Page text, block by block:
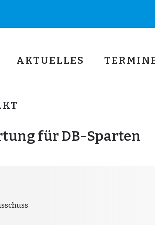
AKTUELLES
für DB-Sparten